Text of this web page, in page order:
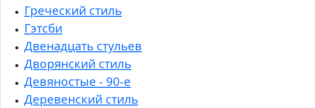
Греческий стиль
Гэтсби
Двенадцать стульев
Дворянский стиль
Девяностые - 90-е
Деревенский стиль